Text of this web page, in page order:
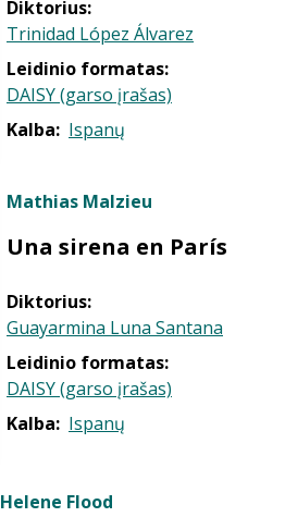
Diktorius:
Trinidad López Álvarez
Leidinio formatas:
DAISY (garso įrašas)
Kalba: Ispanų
Mathias Malzieu
Una sirena en París
Diktorius:
Guayarmina Luna Santana
Leidinio formatas:
DAISY (garso įrašas)
Kalba: Ispanų
Helene Flood